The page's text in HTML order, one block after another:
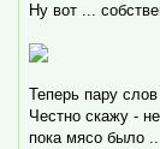
Ну вот ...
Теперь пару
Честно скажу -
пока мясо было